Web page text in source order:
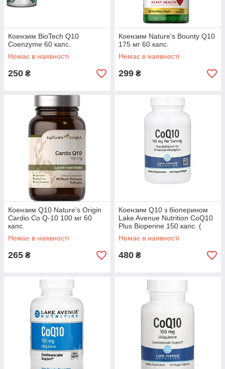
Коензим BioTech Q10
Coenzyme 60 капс.
Немає в наявності
250 ₴
Коензим Nature's Bounty Q10
175 мг 60 капс.
Немає в наявності
299 ₴
Коензим Q10 Nature's Origin
Cardio Co Q-10 100 мг 60
капс.
Немає в наявності
265 ₴
Коензим Q10 з біоперином
Lake Avenue Nutrition CoQ10
Plus Bioperine 150 капс. (
США)
Немає в наявності
480 ₴